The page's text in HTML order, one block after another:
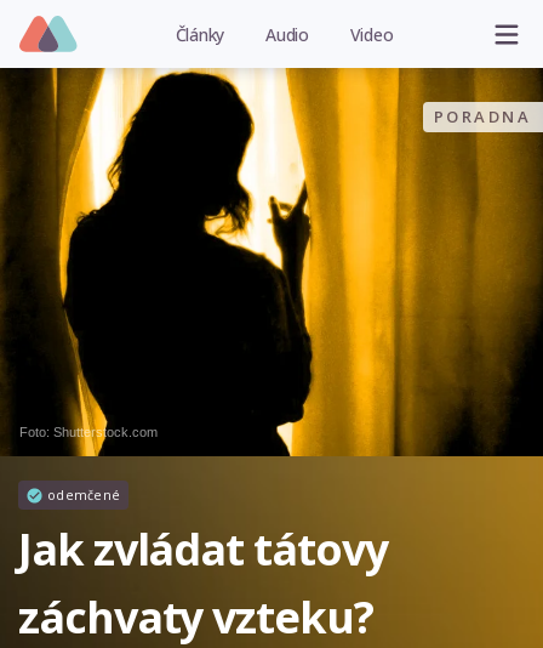
Články Audio Video
PORADNA
Foto: Shutterstock.com
odemčené
Jak zvládat tátovy
záchvaty vzteku?